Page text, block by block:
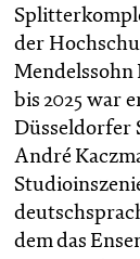
der
Mendelssohn
bis 2025 war
Düsseldorfer
André
dem das